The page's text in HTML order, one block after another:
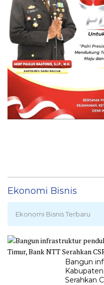
Ekonomi Bisnis
Ekonomi Bisnis Terbaru
Bangun
Serahkan